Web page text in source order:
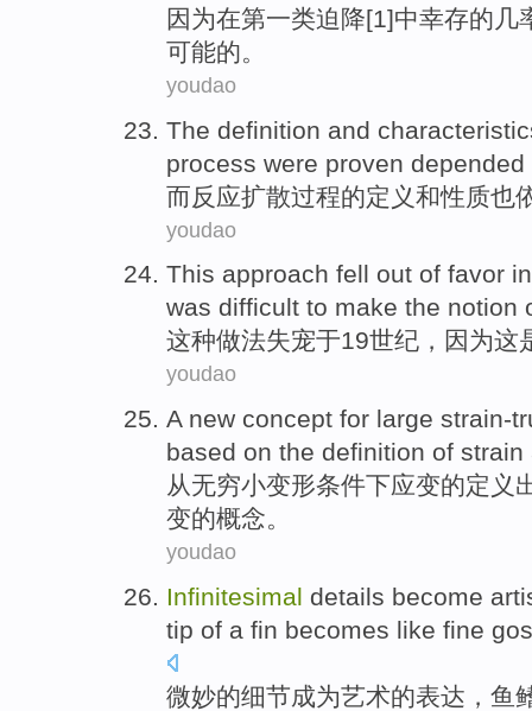
因为在第一类迫降[1]中幸存的 几
可能的。
youdao
The definition and
process were proven depended
而反应扩散过程的定义和性质也
youdao
This approach fell out of favor
was difficult to make the notion
这种做法失宠于19世纪 ， 因为这
youdao
A new concept for large strain-
based on the definition of strain
从无穷小变形条件下应变的定义
变的概念。
youdao
Infinitesimal details become
tip of a fin becomes like fine
微妙的细节成为艺术的表达 ， 鱼